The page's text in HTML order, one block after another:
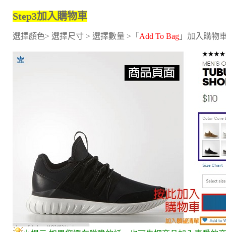
Step3加入購物車
選擇顏色> 選擇尺寸 > 選擇數量 >「 Add To Bag 」加入購物